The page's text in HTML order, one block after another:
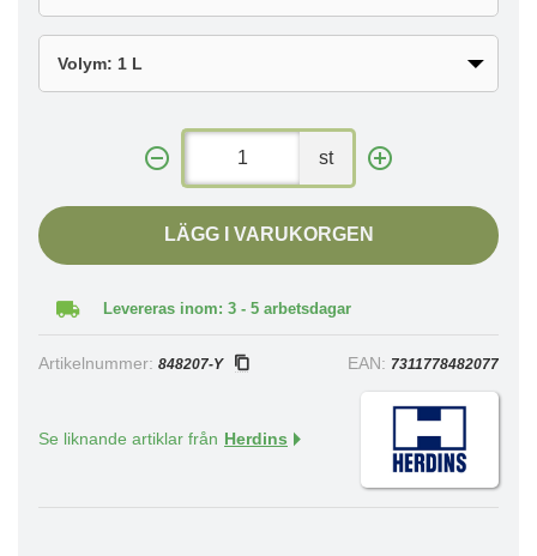
st
LÄGG I VARUKORGEN
Levereras inom: 3 - 5 arbetsdagar
Artikelnummer: 848207-Y EAN: 7311778482077
Se liknande artiklar från Herdins